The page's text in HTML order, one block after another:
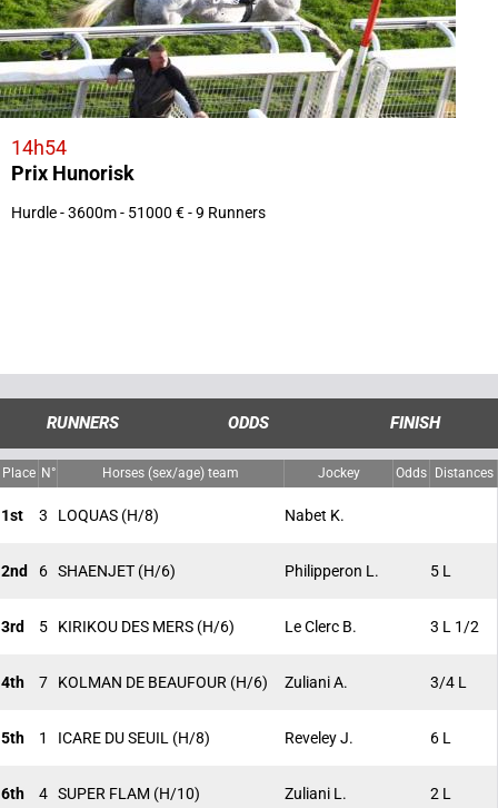
14h54
Prix Hunorisk
Hurdle - 3600m - 51000 € - 9 Runners
RUNNERS ODDS FINISH
Place N° Horses (sex/age) team Jockey Odds Distances
1st 3 LOQUAS (H/8) Nabet K.
2nd 6 SHAENJET (H/6) Philipperon L. 5 L
3rd 5 KIRIKOU DES MERS (H/6) Le Clerc B. 3 L 1/2
4th 7 KOLMAN DE BEAUFOUR (H/6) Zuliani A. 3/4 L
5th 1 ICARE DU SEUIL (H/8) Reveley J. 6 L
6th 4 SUPER FLAM (H/10) Zuliani L. 2 L